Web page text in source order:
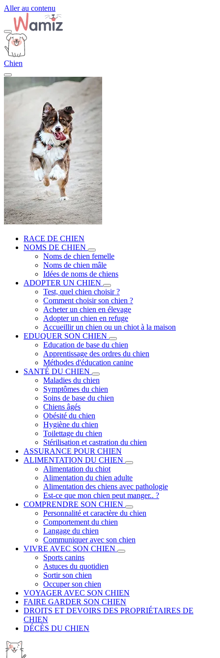
Aller au contenu
Chien
RACE DE CHIEN
NOMS DE CHIEN
Noms de chien femelle
Noms de chien mâle
Idées de noms de chiens
ADOPTER UN CHIEN
Test, quel chien choisir ?
Comment choisir son chien ?
Acheter un chien en élevage
Adopter un chien en refuge
Accueillir un chien ou un chiot à la maison
EDUQUER SON CHIEN
Education de base du chien
Apprentissage des ordres du chien
Méthodes d'éducation canine
SANTÉ DU CHIEN
Maladies du chien
Symptômes du chien
Soins de base du chien
Chiens âgés
Obésité du chien
Hygiène du chien
Toilettage du chien
Stérilisation et castration du chien
ASSURANCE POUR CHIEN
ALIMENTATION DU CHIEN
Alimentation du chiot
Alimentation du chien adulte
Alimentation des chiens avec pathologie
Est-ce que mon chien peut manger.. ?
COMPRENDRE SON CHIEN
Personnalité et caractère du chien
Comportement du chien
Langage du chien
Communiquer avec son chien
VIVRE AVEC SON CHIEN
Sports canins
Astuces du quotidien
Sortir son chien
Occuper son chien
VOYAGER AVEC SON CHIEN
FAIRE GARDER SON CHIEN
DROITS ET DEVOIRS DES PROPRIÉTAIRES DE
CHIEN
DÉCÈS DU CHIEN